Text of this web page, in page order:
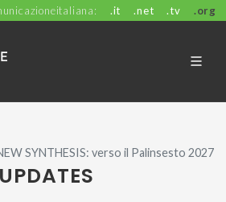
.it .net .tv .org
SYNTHESIS: verso il Palinsesto 2027
UPDATES